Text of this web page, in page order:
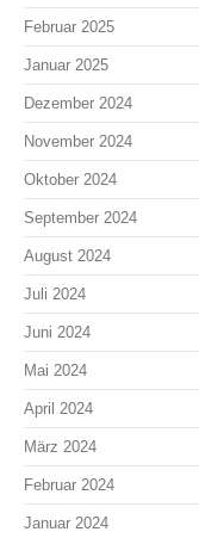
Februar 2025
Januar 2025
Dezember 2024
November 2024
Oktober 2024
September 2024
August 2024
Juli 2024
Juni 2024
Mai 2024
April 2024
März 2024
Februar 2024
Januar 2024